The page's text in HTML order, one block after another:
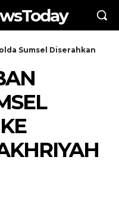
Sumsel Diserahkan